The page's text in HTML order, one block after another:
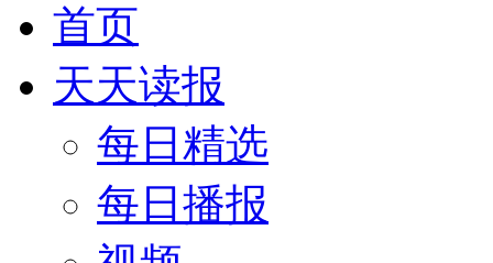
首页
天天读报
每日精选
每日播报